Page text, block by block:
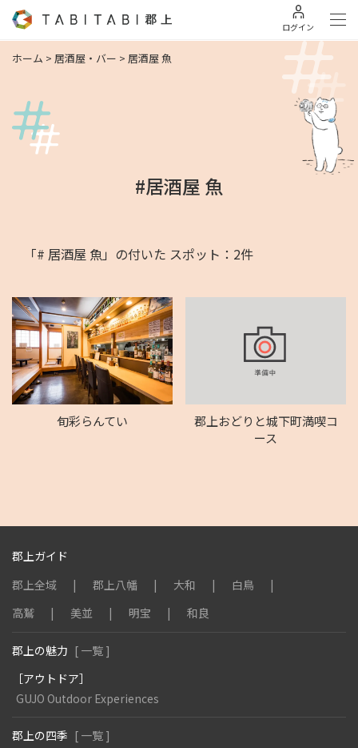
ログイン
ホーム > 居酒屋・バー > 居酒屋 魚
#居酒屋 魚
「# 居酒屋 魚」の付いた スポット：2件
旬彩らんてい
郡上おどりと城下町満喫コ
ース
郡上ガイド
郡上全域
郡上八幡 大和
白鳥
高鷲
美並 明宝 和良
郡上の魅力 [ 一覧 ]
［アウトドア］
GUJO Outdoor Experiences
郡上の四季 [ 一覧 ]